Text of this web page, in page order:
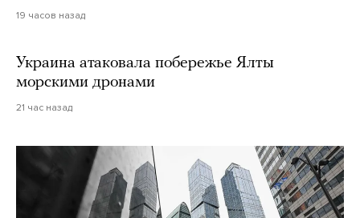
19 часов назад
Украина атаковала побережье Ялты
морскими дронами
21 час назад